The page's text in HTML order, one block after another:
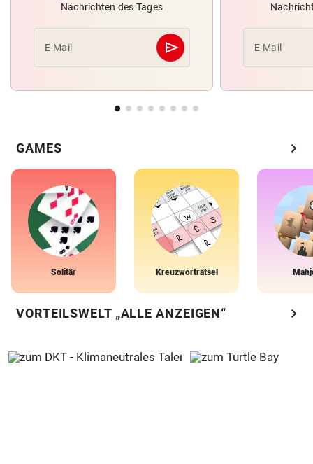
Nachrichten des Tages
E-Mail send
Abschicken E-Mail
GAMES chevron_right
Solitär Kreuzworträtsel
VORTEILSWELT „ALLE ANZEIGEN“ chevron_right